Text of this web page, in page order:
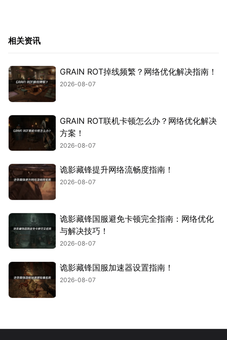
相关资讯
GRAIN ROT掉线频繁？网络优化解决指南！
2026-08-07
GRAIN ROT联机卡顿怎么办？网络优化解决
方案！
2026-08-07
诡影藏锋提升网络流畅度指南！
2026-08-07
诡影藏锋国服避免卡顿完全指南：网络优化
与解决技巧！
2026-08-07
诡影藏锋国服加速器设置指南！
2026-08-07